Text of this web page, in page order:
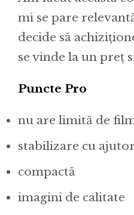
mi se pare
decide să
se vinde la un preț
Puncte Pro
nu are limită de
stabilizare cu
compactă
imagini de calitate